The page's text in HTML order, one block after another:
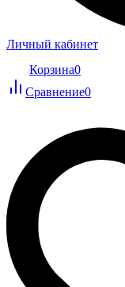
Личный кабинет
Корзина0
Сравнение0